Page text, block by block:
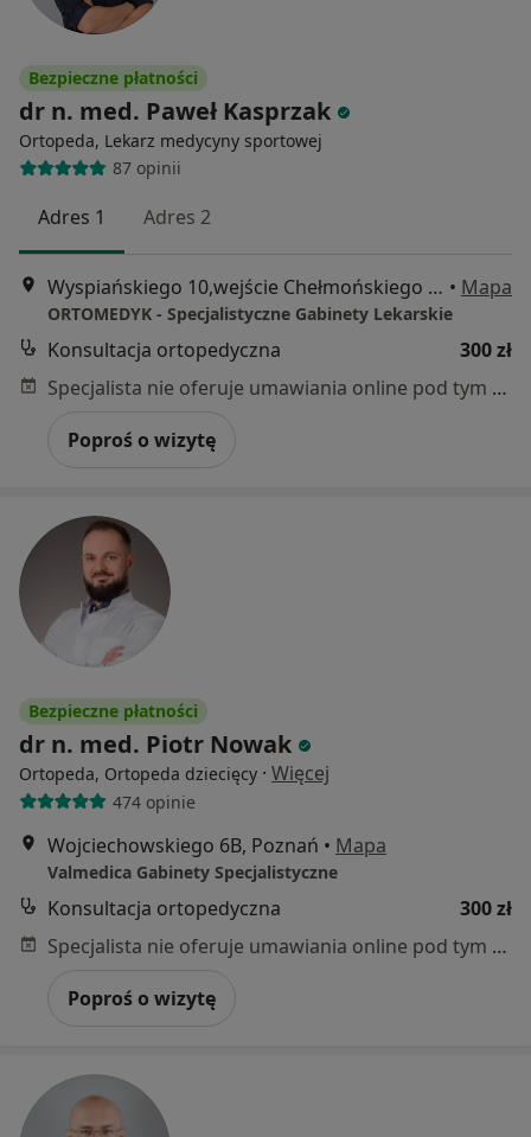
Bezpieczne płatności
dr n. med. Paweł Kasprzak
Ortopeda, Lekarz medycyny sportowej
87 opinii
Adres 1 Adres 2
Wyspiańskiego 10,wejście Chełmońskiego 1, Poznań • Mapa
ORTOMEDYK - Specjalistyczne Gabinety Lekarskie
Konsultacja ortopedyczna
300 zł
Specjalista nie oferuje umawiania online pod tym adresem.
Poproś o wizytę
Bezpieczne płatności
dr n. med. Piotr Nowak
Ortopeda, Ortopeda dziecięcy · Więcej
474 opinie
Wojciechowskiego 6B, Poznań • Mapa
Valmedica Gabinety Specjalistyczne
Konsultacja ortopedyczna
300 zł
Specjalista nie oferuje umawiania online pod tym adresem.
Poproś o wizytę